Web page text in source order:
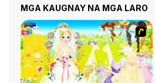
MGA KAUGNAY NA MGA LARO